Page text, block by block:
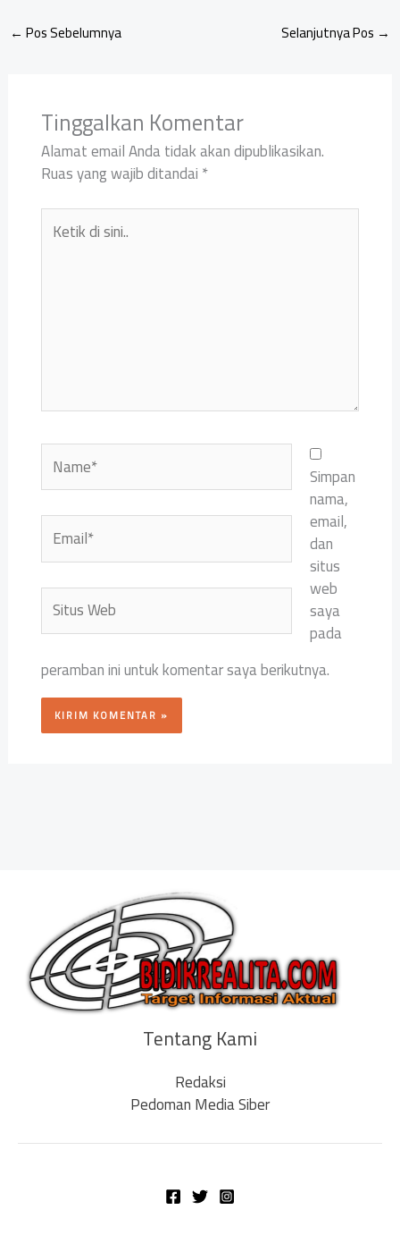
← Pos Sebelumnya Selanjutnya Pos →
Tinggalkan Komentar
Alamat email Anda tidak akan dipublikasikan.
Ruas yang wajib ditandai*
Ketik
Name*
Email*
Situs
Web
Simpan
nama,
email,
dan
situs
web
saya
pada
peramban ini untuk komentar saya berikutnya.
Tentang Kami
Redaksi
Pedoman Media Siber